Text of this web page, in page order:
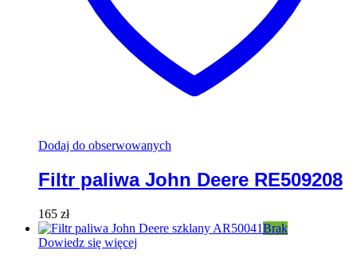
Dodaj do obserwowanych
Filtr paliwa John Deere RE509208
165 zł
Brak
Dowiedz się więcej